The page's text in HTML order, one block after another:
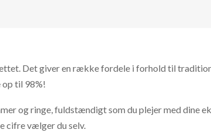
Det giver en række fordele i forhold til
op til 98%!
og ringe, fuldstændigt som du plejer med dine
cifre vælger du selv.